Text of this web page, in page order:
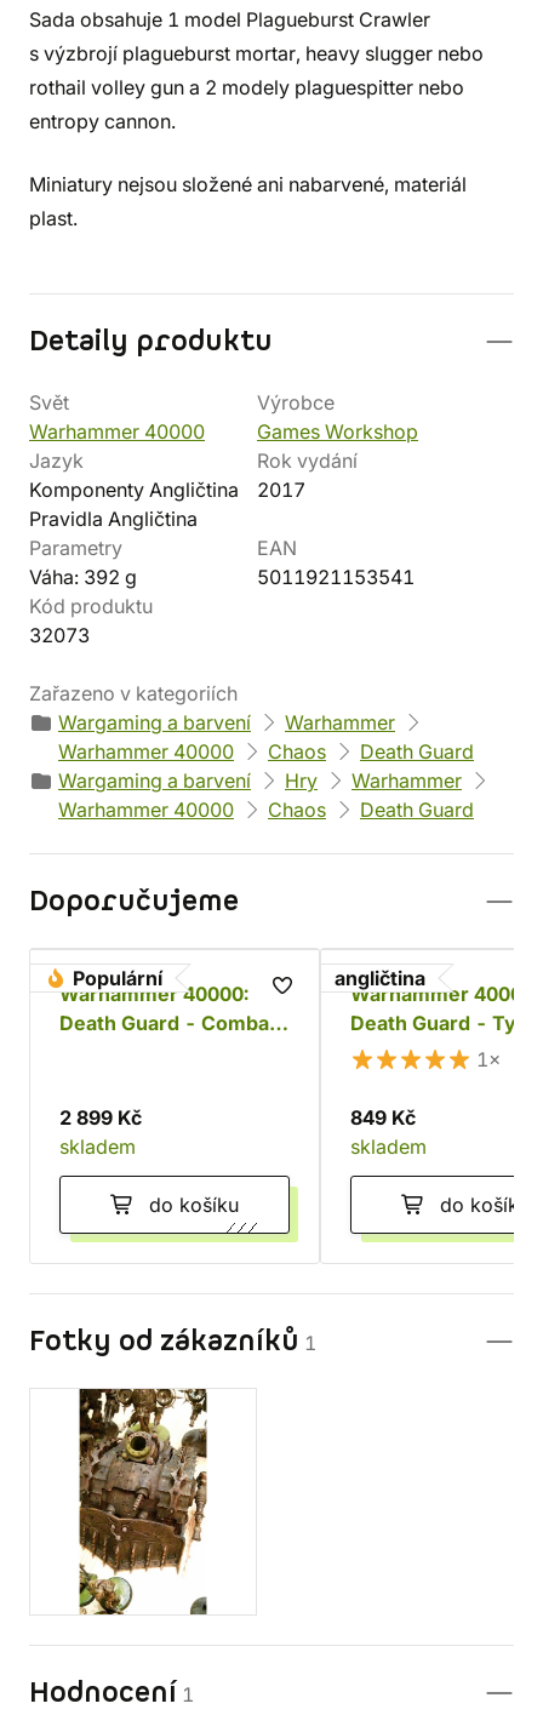
Sada obsahuje 1 model Plagueburst Crawler
s výzbrojí plagueburst mortar, heavy slugger nebo
rothail volley gun a 2 modely plaguespitter nebo
entropy cannon.
Miniatury nejsou složené ani nabarvené, materiál
plast.
Detaily produktu
Svět
Warhammer 40000
Výrobce
Games Workshop
Jazyk
Komponenty Angličtina
Pravidla Angličtina
Rok vydání
2017
Parametry
Váha: 392 g
EAN
5011921153541
Kód produktu
32073
Zařazeno v kategoriích
Wargaming a barvení
Warhammer
Warhammer 40000
Chaos
Death Guard
Wargaming a barvení
Hry
Warhammer
Warhammer 40000
Chaos Death Guard
Doporučujeme
Populární
Warhammer 40000:
Death Guard - Combat
2 899 Kč
skladem
do košíku
angličtina
Warhammer 40000:
Death Guard -
Herald of the Plague
1×
849 Kč
skladem
do košíku
Fotky od zákazníků 1
Hodnocení 1